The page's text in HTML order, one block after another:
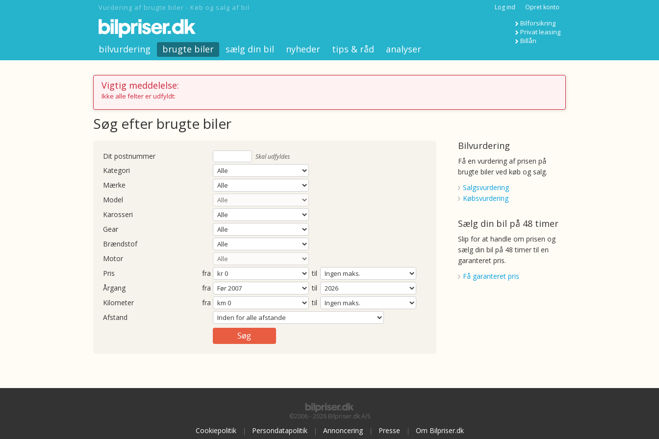
Vurdering af brugte biler - Køb og salg af bil Log ind Opret konto
Bilforsikring
Privat leasing
Billån
bilvurdering brugte biler sælg din bil nyheder tips & råd analyser
Vigtig meddelelse:
Ikke alle felter er udfyldt:
Søg efter brugte biler
Dit postnummer Skal udfyldes
Kategori
Mærke
Model
Karosseri
Gear
Brændstof
Motor
Pris
fra
til
Årgang
fra
til
Kilometer
fra
til
Afstand
Bilvurdering
Få en vurdering af prisen på
brugte biler ved køb og salg.
Salgsvurdering
Købsvurdering
Sælg din bil på 48 timer
Slip for at handle om prisen og
sælg din bil på 48 timer til en
garanteret pris.
Få garanteret pris
©2006 - 2026 Bilpriser.dk A/S
Cookiepolitik | Persondatapolitik | Annoncering | Presse | Om Bilpriser.dk